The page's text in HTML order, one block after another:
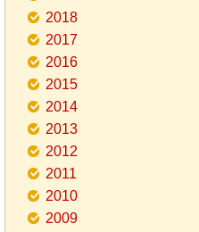
2018
2017
2016
2015
2014
2013
2012
2011
2010
2009